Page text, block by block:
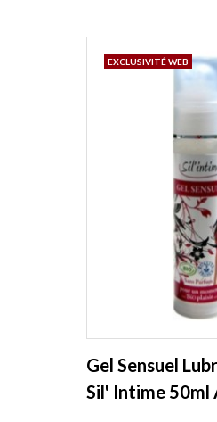
Gel Sensuel
Sil' Intime 50ml
EXCLUSIVITÉ WEB